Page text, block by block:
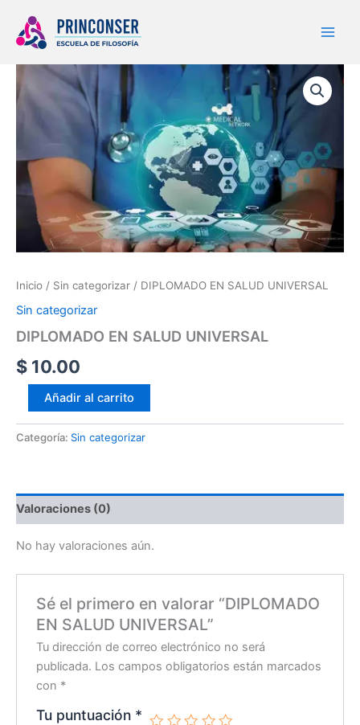
contenido
Inicio / Sin categorizar / DIPLOMADO EN SALUD UNIVERSAL
Sin categorizar
DIPLOMADO EN SALUD UNIVERSAL
$ 10.00
DIPLOMADO
EN
SALUD
Añadir al carrito
Categoría: Sin categorizar
Valoraciones (0)
No hay valoraciones aún.
Sé el primero en valorar “DIPLOMADO
EN SALUD UNIVERSAL”
Tu dirección de correo electrónico no será
publicada. Los campos obligatorios están marcados
con *
Tu puntuación *